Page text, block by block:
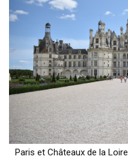
Paris et Châteaux de la Loire